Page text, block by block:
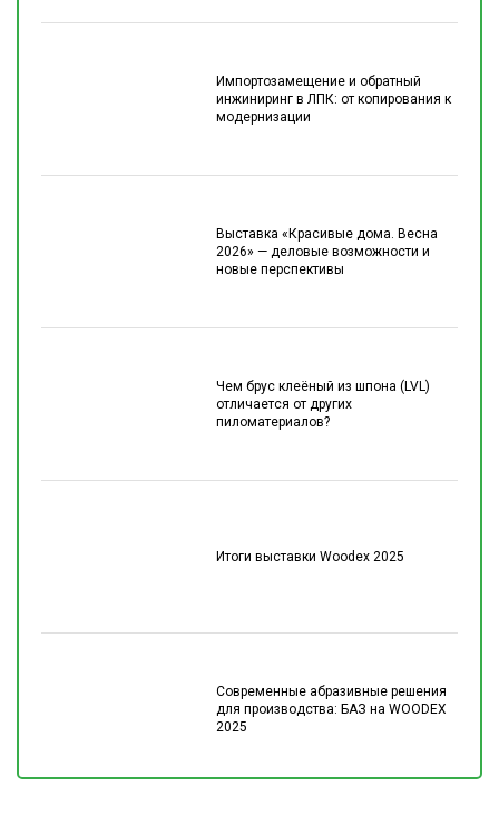
Импортозамещение и обратный
инжиниринг в ЛПК: от копирования к
модернизации
Выставка «Красивые дома. Весна
2026» — деловые возможности и
новые перспективы
Чем брус клеёный из шпона (LVL)
отличается от других
пиломатериалов?
Итоги выставки Woodex 2025
Современные абразивные решения
для производства: БАЗ на WOODEX
2025